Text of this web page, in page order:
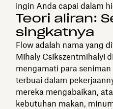
ingin Anda capai dalam
Teori aliran:
singkatnya
Flow adalah nama yang
Mihaly Csikszentmihalyi
mengamati para
terbuai dalam
mereka mengabaikan,
kebutuhan makan,